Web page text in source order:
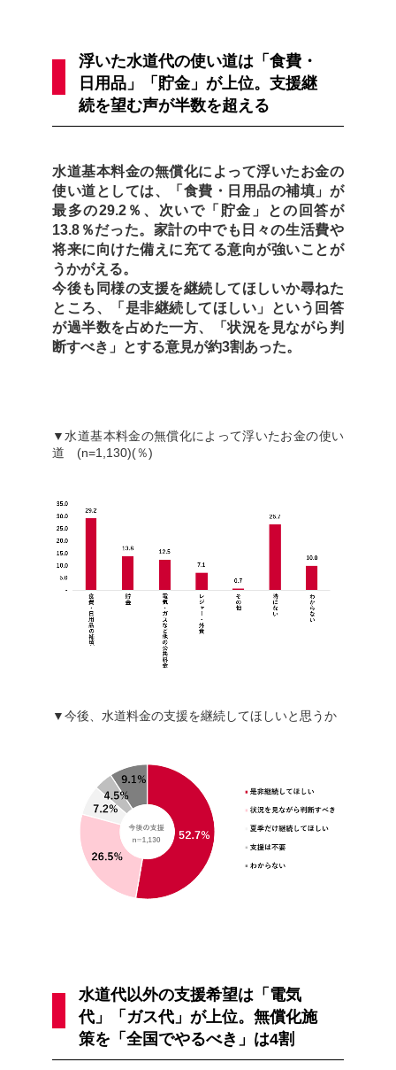
浮いた水道代の使い道は「食費・
日用品」「貯金」が上位。支援継
続を望む声が半数を超える
水道基本料金の無償化によって浮いたお金の
使い道としては、「食費・日用品の補填」が
最多の29.2％、次いで「貯金」との回答が
13.8％だった。家計の中でも日々の生活費や
将来に向けた備えに充てる意向が強いことが
うかがえる。
今後も同様の支援を継続してほしいか尋ねた
ところ、「是非継続してほしい」という回答
が過半数を占めた一方、「状況を見ながら判
断すべき」とする意見が約3割あった。
▼水道基本料金の無償化によって浮いたお金の使い
道 (n=1,130)(％)
▼今後、水道料金の支援を継続してほしいと思うか
水道代以外の支援希望は「電気
代」「ガス代」が上位。無償化施
策を「全国でやるべき」は4割